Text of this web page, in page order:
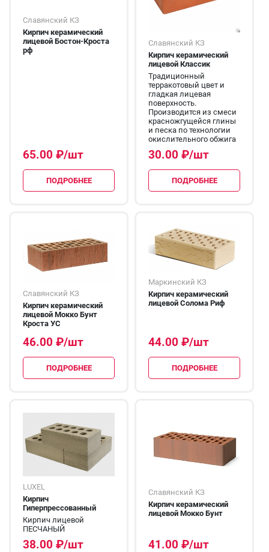
Славянский КЗ
Кирпич керамический
лицевой Бостон-Кроста
рф
65.00 ₽/шт
ПОДРОБНЕЕ
Славянский КЗ
Кирпич керамический
лицевой Классик
Традиционный
терракотовый цвет и
гладкая лицевая
поверхность.
Производится из смеси
красножгущейся глины
и песка по технологии
окислительного обжига
30.00 ₽/шт
ПОДРОБНЕЕ
Славянский КЗ
Кирпич керамический
лицевой Мокко Бунт
Кроста УС
46.00 ₽/шт
ПОДРОБНЕЕ
Маркинский КЗ
Кирпич керамический
лицевой Солома Риф
44.00 ₽/шт
ПОДРОБНЕЕ
LUXEL
Кирпич
Гиперпрессованный
Кирпич лицевой
ПЕСЧАНЫЙ
38.00 ₽/шт
Славянский КЗ
Кирпич керамический
лицевой Мокко Бунт
41.00 ₽/шт